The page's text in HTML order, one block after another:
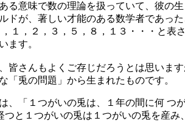
る意味で数の理論を扱っていて、彼の
ドが、著しい才能のある数学者であっ
１，２，３，５，８，１３・・・と表
ます。
皆さんもよくご存じだろうとは思いま
「兎の問題」から生まれたものです。
、「１つがいの兎は、１年の間に何 つ
と１つがいの兎は１つがいの兎を産み